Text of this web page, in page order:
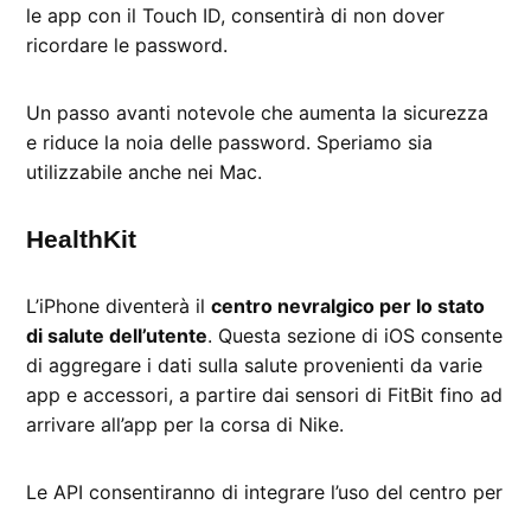
le app con il Touch ID, consentirà di non dover
ricordare le password.
Un passo avanti notevole che aumenta la sicurezza
e riduce la noia delle password. Speriamo sia
utilizzabile anche nei Mac.
HealthKit
L’iPhone diventerà ilcentro nevralgico per lo stato
di salute dell’utente. Questa sezione di iOS consente
di aggregare i dati sulla salute provenienti da varie
app e accessori, a partire dai sensori di FitBit fino ad
arrivare all’app per la corsa di Nike.
Le API consentiranno di integrare l’uso del centro per